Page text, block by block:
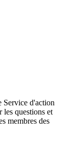
Service d'action
les questions et
membres des